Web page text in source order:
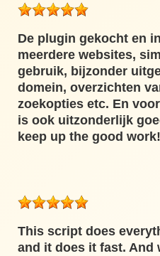
De plugin gekocht en
meerdere websites,
gebruik, bijzonder
domein, overzichten
zoekopties etc. En
is ook uitzonderlijk
keep up the good
This script does
and it does it fast. And